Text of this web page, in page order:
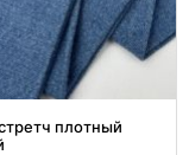
плотный